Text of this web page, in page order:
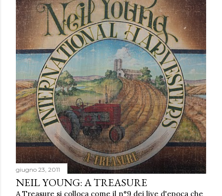
giugno 23, 2011
NEIL YOUNG: A TREASURE
A Treasure si colloca come il n°9 dei live d'epoca che